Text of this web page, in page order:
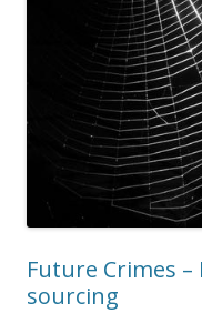
Future Crimes
sourcing